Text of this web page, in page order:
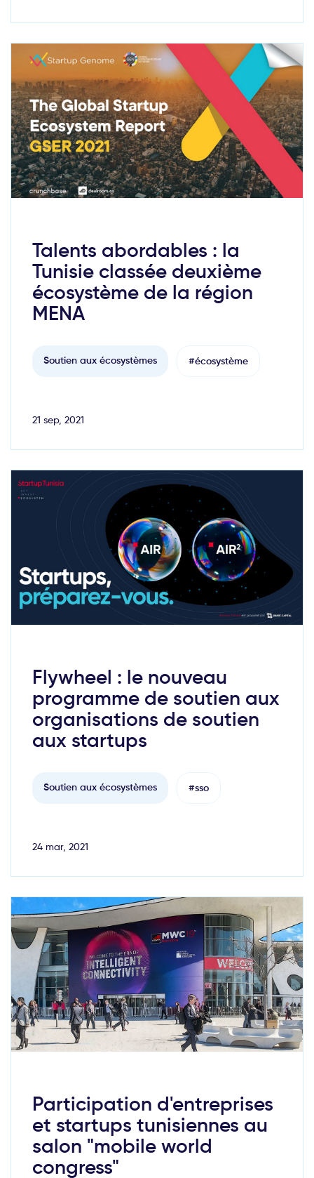
Talents abordables : la
Tunisie classée deuxième
écosystème de la région
MENA
Soutien aux écosystèmes #écosystème
21 sep, 2021
Flywheel : le nouveau
programme de soutien aux
organisations de soutien
aux startups
Soutien aux écosystèmes #sso
24 mar, 2021
Participation d'entreprises
et startups tunisiennes au
salon "mobile world
congress"